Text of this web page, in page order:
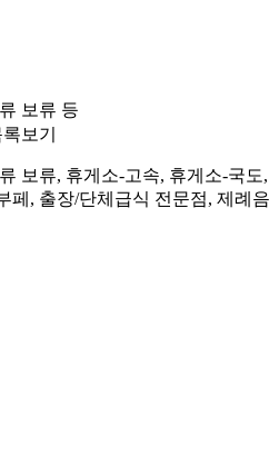
보류 등
보기
보류, 휴게소-고속, 휴게소-국도,
페, 출장/단체급식 전문점, 제례음